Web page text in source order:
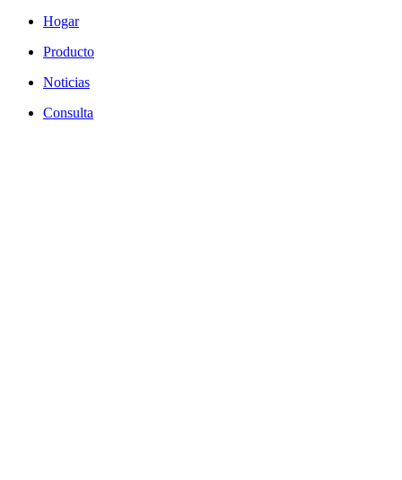
Hogar
Producto
Noticias
Consulta